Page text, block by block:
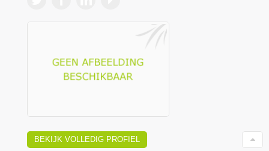
BEKIJK VOLLEDIG PROFIEL